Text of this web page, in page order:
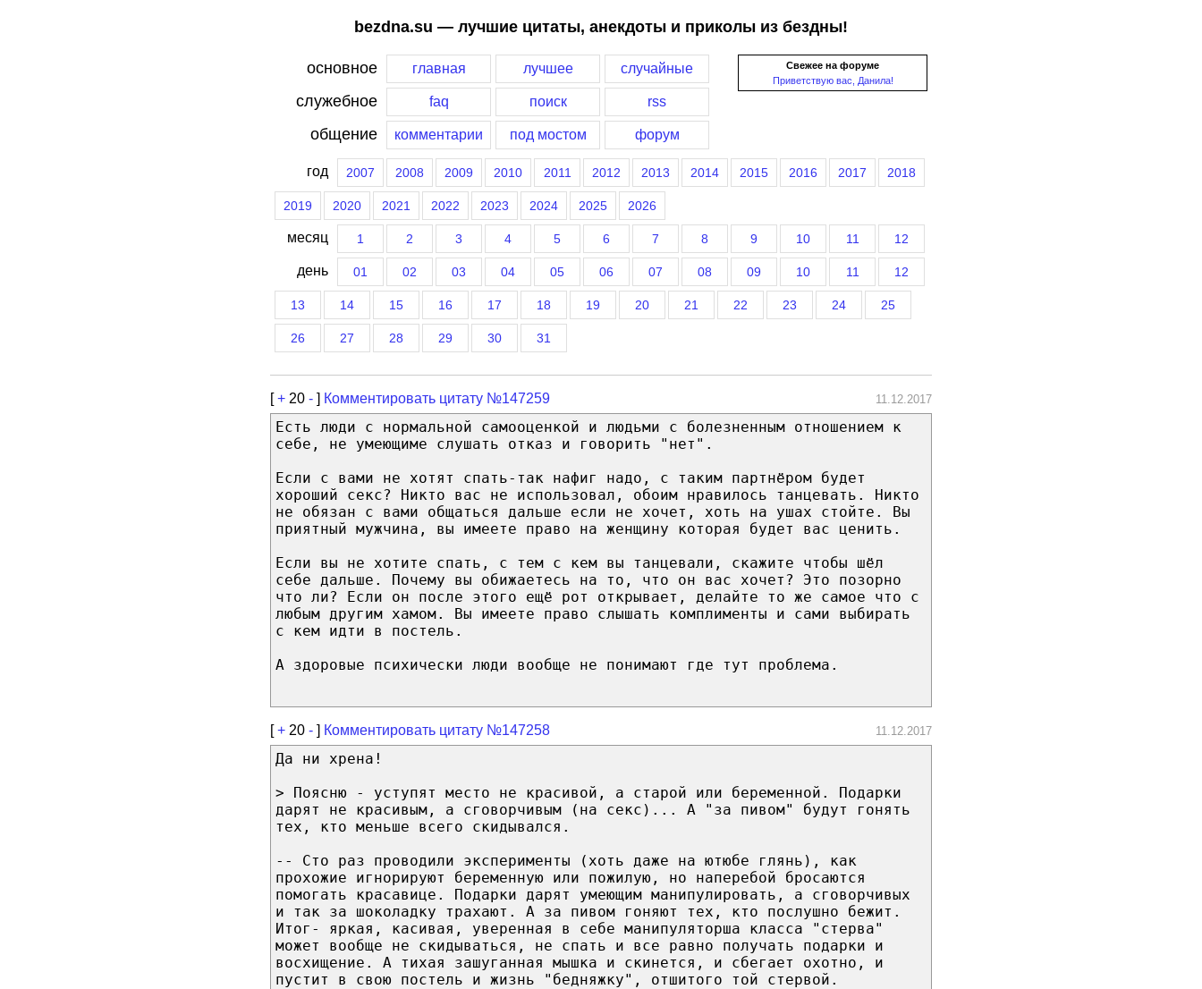
bezdna.su — лучшие цитаты, анекдоты и приколы из бездны!
Свежее на форуме
Приветствую вас, Данила!
основное главная лучшее случайные
служебное faq поиск rss
общение комментарии под мостом форум
год 2007 2008 2009 2010 2011 2012 2013 2014 2015 2016 2017 2018
2019 2020 2021 2022 2023 2024 2025 2026
месяц 1 2 3 4 5 6 7 8 9 10 11 12
день 01 02 03 04 05 06 07 08 09 10 11 12
13 14 15 16 17 18 19 20 21 22 23 24 25
26 27 28 29 30 31
[+ 20 - ] Комментировать цитату №147259 11.12.2017
Есть люди с нормальной самооценкой и людьми с болезненным отношением к
себе, не умеющиме слушать отказ и говорить "нет".
Если с вами не хотят спать-так нафиг надо, с таким партнёром будет
хороший секс? Никто вас не использовал, обоим нравилось танцевать. Никто
не обязан с вами общаться дальше если не хочет, хоть на ушах стойте. Вы
приятный мужчина, вы имеете право на женщину которая будет вас ценить.
Если вы не хотите спать, с тем с кем вы танцевали, скажите чтобы шёл
себе дальше. Почему вы обижаетесь на то, что он вас хочет? Это позорно
что ли? Если он после этого ещё рот открывает, делайте то же самое что с
любым другим хамом. Вы имеете право слышать комплименты и сами выбирать
с кем идти в постель.
А здоровые психически люди вообще не понимают где тут проблема.
[+ 20 - ] Комментировать цитату №147258 11.12.2017
Да ни хрена!
> Поясню - уступят место не красивой, а старой или беременной. Подарки
дарят не красивым, а сговорчивым (на секс)... А "за пивом" будут гонять
тех, кто меньше всего скидывался.
-- Сто раз проводили эксперименты (хоть даже на ютюбе глянь), как
прохожие игнорируют беременную или пожилую, но наперебой бросаются
помогать красавице. Подарки дарят умеющим манипулировать, а сговорчивых
и так за шоколадку трахают. А за пивом гоняют тех, кто послушно бежит.
Итог- яркая, касивая, уверенная в себе манипуляторша класса "стерва"
может вообще не скидываться, не спать и все равно получать подарки и
восхищение. А тихая зашуганная мышка и скинется, и сбегает охотно, и
пустит в свою постель и жизнь "бедняжку", отшитого той стервой.